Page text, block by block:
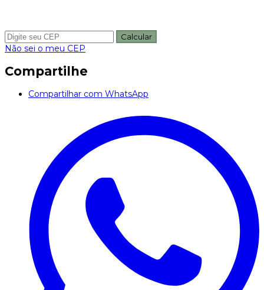
Calcular
Não sei o meu CEP
Compartilhe
Compartilhar com WhatsApp